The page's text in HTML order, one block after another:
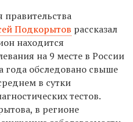
правительства
Подкорытов рассказал
находится
на 9 месте в России
года обследовано свыше
в сутки
тестов.
в регионе